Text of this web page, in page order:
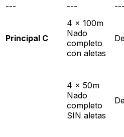
---
--- ---
Principal C
4 x 100m
Nado
completo
con aletas
4 x 50m
Nado
completo
SIN aletas